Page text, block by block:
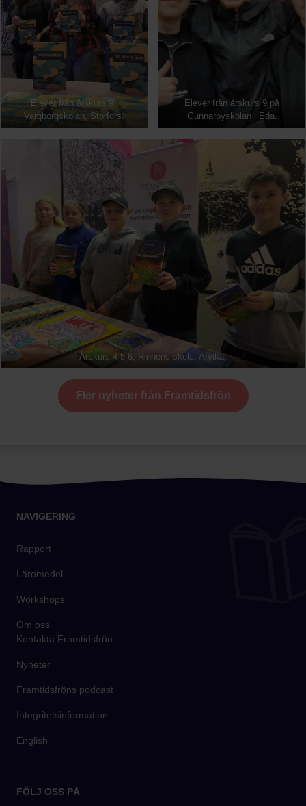
Elever från årskurs 9 i
Vargborgskolan, Storfors.
Elever från årskurs 9 på
Gunnarbyskolan i Eda.
Årskurs 4-5-6, Rinnens skola, Arvika.
Fler nyheter från Framtidsfrön
NAVIGERING
Rapport
Läromedel
Workshops
Om oss
Kontakta Framtidsfrön
Nyheter
Framtidsfröns podcast
Integritetsinformation
English
FÖLJ OSS PÅ